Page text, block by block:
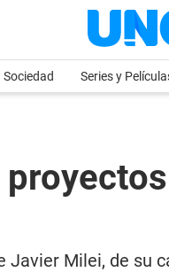
Sociedad Series y
Milei, de su